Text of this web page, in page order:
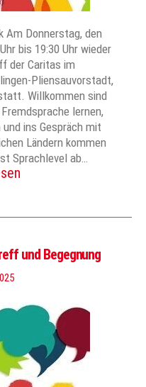
Donnerstag, den
bis 19:30 Uhr wieder
der Caritas im
Pliensauvorstadt,
Willkommen sind
lernen,
ins Gespräch mit
Ländern kommen
Sprachlevel ab…
und Begegnung